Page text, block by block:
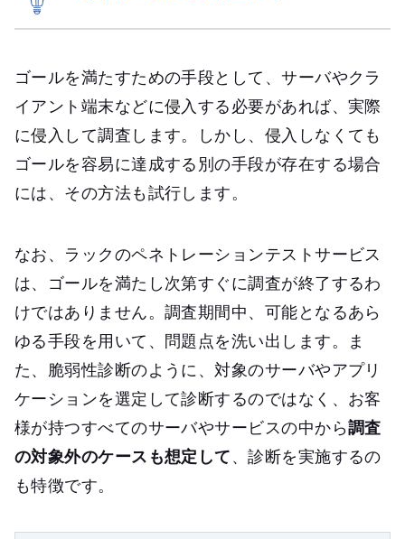
ゴールを満たすための手段として、サーバやクラ
イアント端末などに侵入する必要があれば、実際
に侵入して調査します。しかし、侵入しなくても
ゴールを容易に達成する別の手段が存在する場合
には、その方法も試行します。
なお、ラックのペネトレーションテストサービス
は、ゴールを満たし次第すぐに調査が終了するわ
けではありません。調査期間中、可能となるあら
ゆる手段を用いて、問題点を洗い出します。ま
た、脆弱性診断のように、対象のサーバやアプリ
ケーションを選定して診断するのではなく、お客
様が持つすべてのサーバやサービスの中から調査
の対象外のケースも想定して、診断を実施するの
も特徴です。